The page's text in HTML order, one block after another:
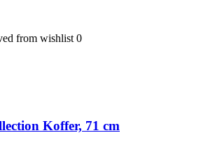
from wishlist 0
Koffer, 71 cm